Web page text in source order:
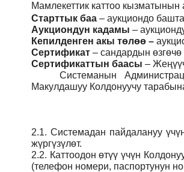
Мамлекеттик каттоо
Старттык баа – аукциондо
Аукциондун кадамы –
Кепилденген акы төлөө –
Сертификат – сандардын
Сертификаттын баасы –
Системанын
Макулдашуу Колдонуучу
2.1. Системадан пайдалануу
жүргүзүлөт.
2.2. Каттоодон өтүү үчүн
(телефон номери, паспортунун